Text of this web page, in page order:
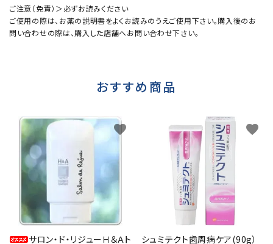
ご注意（免責）＞必ずお読みください
ご使用の際は、お薬の説明書をよくお読みのうえご使用下さい。購入後のお
問い合わせの際は、購入した店舗へお問い合わせ下さい。
おすすめ商品
サロン・ド・リジューＨ＆Ａト
favorite
シュミテクト歯周病ケア(90g）
favorite